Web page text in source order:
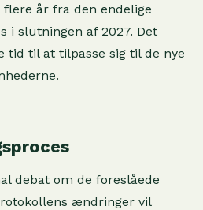
flere år fra den endelige
i slutningen af 2027. Det
tid til at tilpasse sig til de nye
debat om de foreslåede
ændringer vil